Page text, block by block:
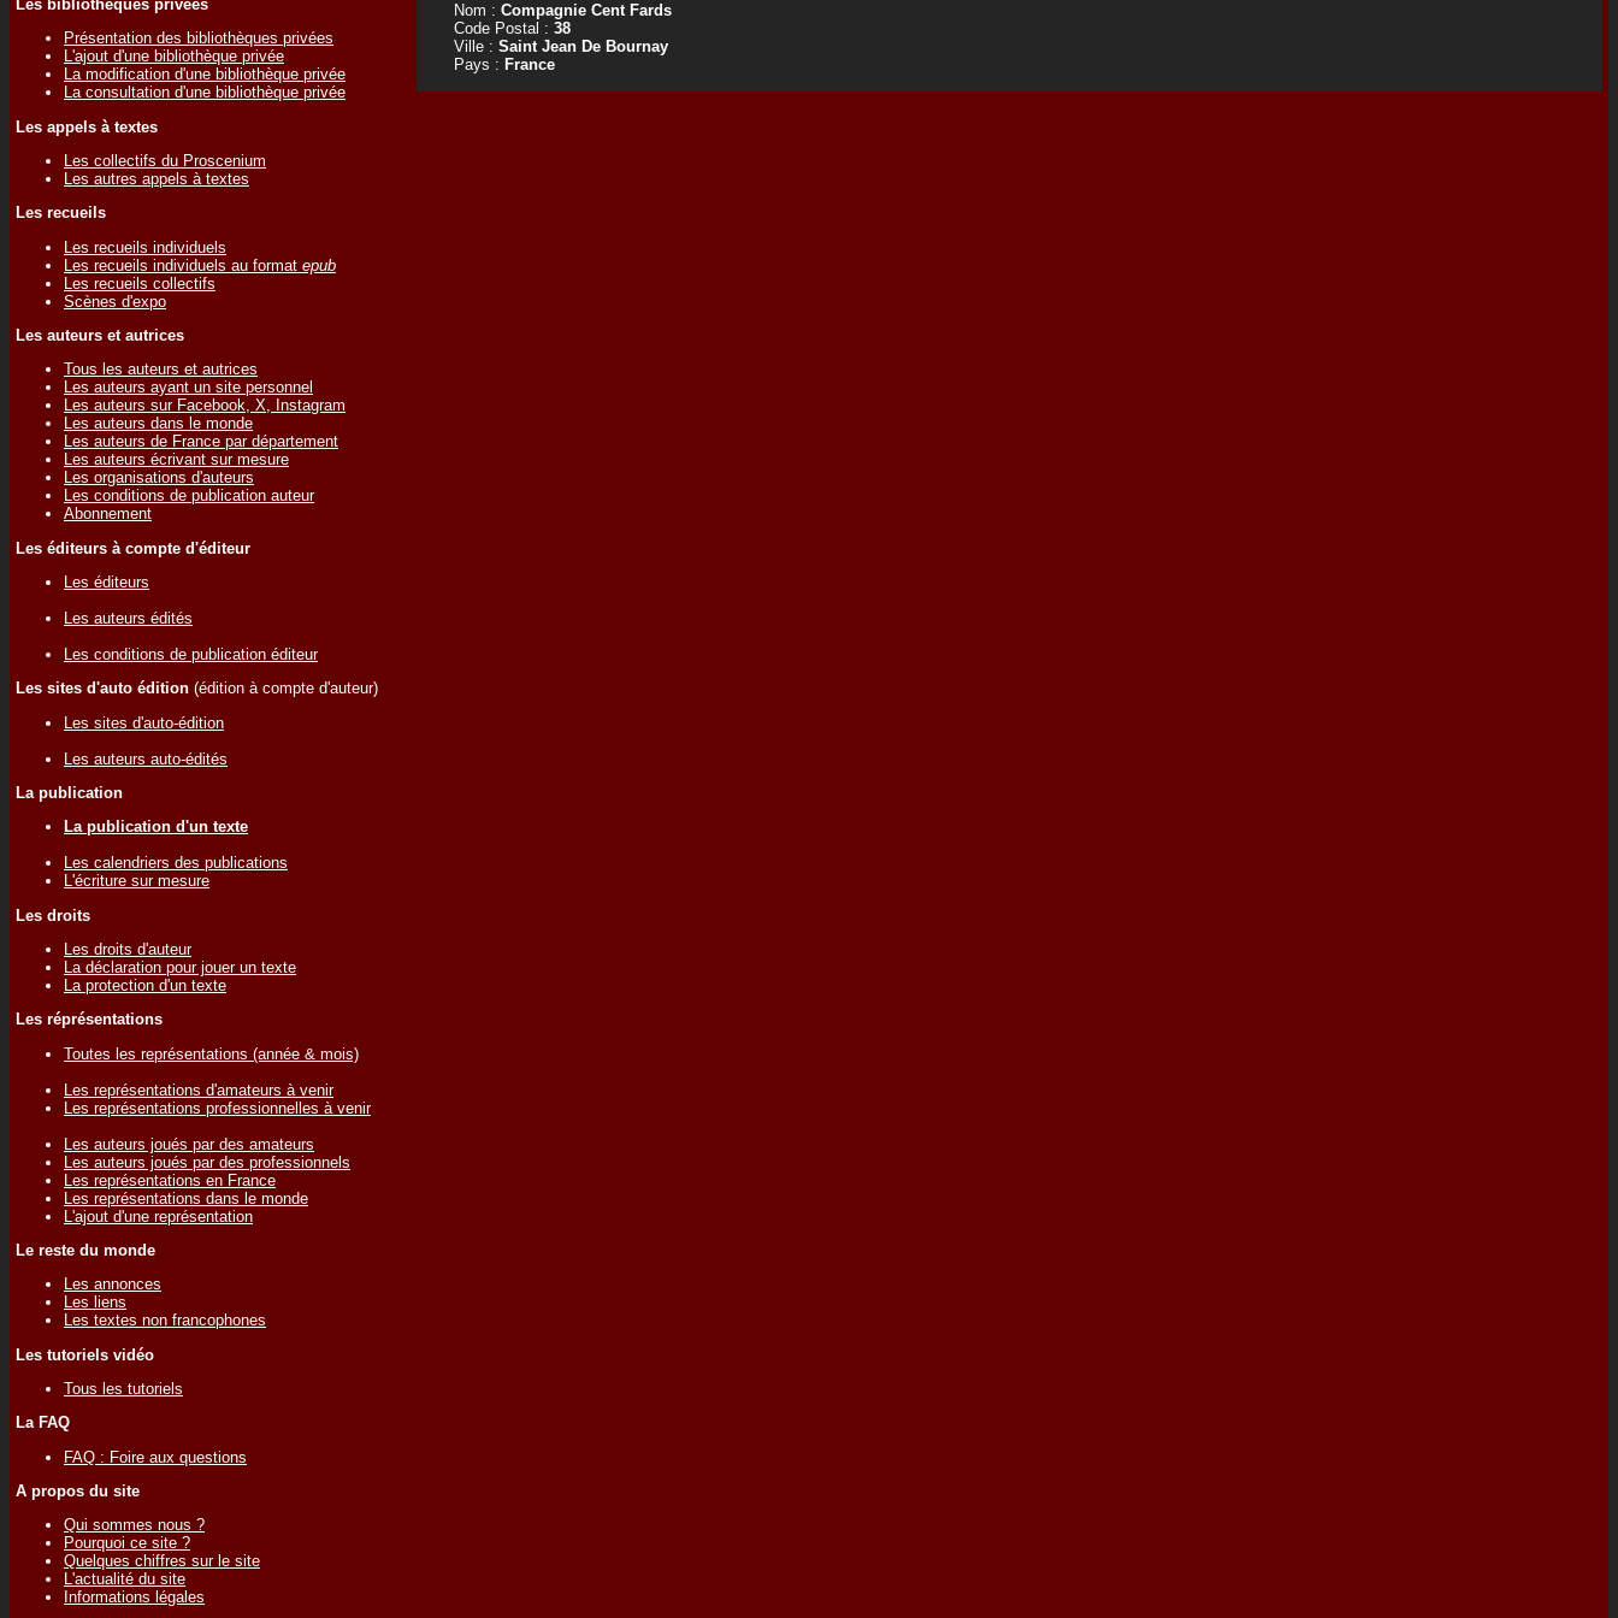
Les bibliothèques privées
Présentation des bibliothèques privées
L'ajout d'une bibliothèque privée
La modification d'une bibliothèque privée
La consultation d'une bibliothèque privée
Les appels à textes
Les collectifs du Proscenium
Les autres appels à textes
Les recueils
Les recueils individuels
Les recueils individuels au format epub
Les recueils collectifs
Scènes d'expo
Les auteurs et autrices
Tous les auteurs et autrices
Les auteurs ayant un site personnel
Les auteurs sur Facebook, X, Instagram
Les auteurs dans le monde
Les auteurs de France par département
Les auteurs écrivant sur mesure
Les organisations d'auteurs
Les conditions de publication auteur
Abonnement
Les éditeurs à compte d'éditeur
Les éditeurs
Les auteurs édités
Les conditions de publication éditeur
Les sites d'auto édition (édition à compte d'auteur)
Les sites d'auto-édition
Les auteurs auto-édités
La publication
La publication d'un texte
Les calendriers des publications
L'écriture sur mesure
Les droits
Les droits d'auteur
La déclaration pour jouer un texte
La protection d'un texte
Les réprésentations
Toutes les représentations (année & mois)
Les représentations d'amateurs à venir
Les représentations professionnelles à venir
Les auteurs joués par des amateurs
Les auteurs joués par des professionnels
Les représentations en France
Les représentations dans le monde
L'ajout d'une représentation
Le reste du monde
Les annonces
Les liens
Les textes non francophones
Les tutoriels vidéo
Tous les tutoriels
La FAQ
FAQ : Foire aux questions
A propos du site
Qui sommes nous ?
Pourquoi ce site ?
Quelques chiffres sur le site
L'actualité du site
Informations légales
Nom : Compagnie Cent Fards
Code Postal : 38
Ville : Saint Jean De Bournay
Pays : France